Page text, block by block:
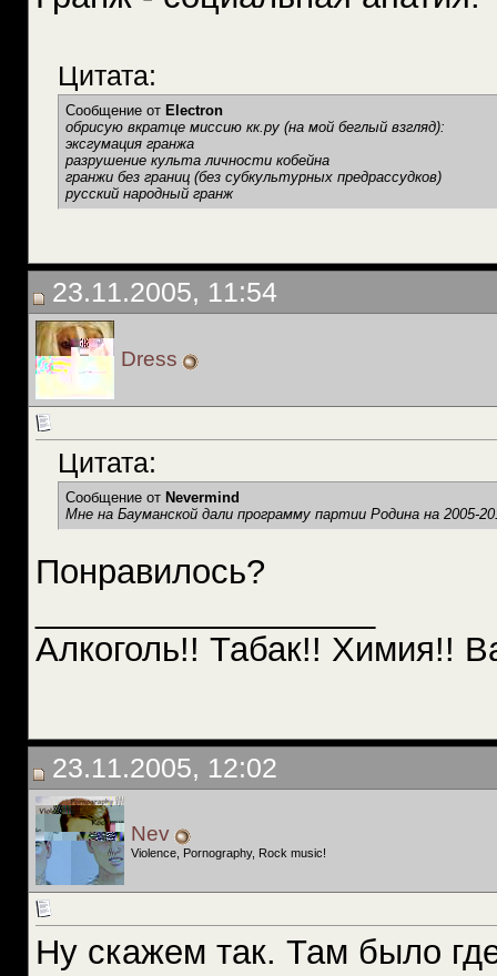
Цитата:
Сообщение от Electron
обрисую вкратце миссию кк.ру (на мой беглый взгляд):
эксгумация гранжа
разрушение культа личности кобейна
гранжи без границ (без субкультурных предрассудков)
русский народный гранж
23.11.2005, 11:54
Dress
Цитата:
Сообщение от Nevermind
Мне на Бауманской дали программу партии Родина на 2005-
Понравилось?
Алкоголь!! Табак!! Химия!!
23.11.2005, 12:02
Nev
Violence, Pornography, Rock music!
Ну скажем так. Там было